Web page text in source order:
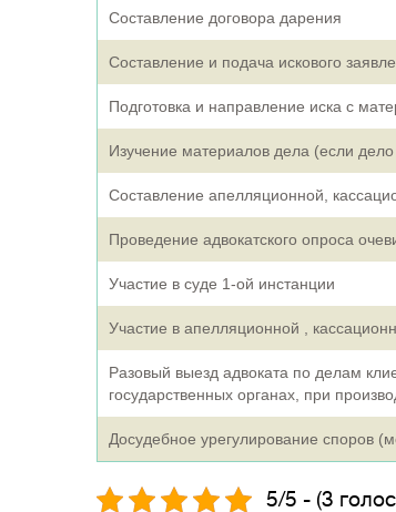
Составление договора дарения
Составление и подача искового
Подготовка и направление иска с
Изучение материалов дела (если
Составление апелляционной,
Проведение адвокатского опроса
Участие в суде 1-ой инстанции
Участие в апелляционной ,
Разовый выезд адвоката по делам
государственных органах, при
Досудебное урегулирование споров
5/5 - (3